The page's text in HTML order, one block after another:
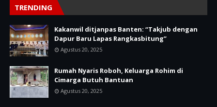
TRENDING
Kakanwil ditjanpas Banten: “Takjub dengan
Dapur Baru Lapas Rangkasbitung”
Agustus 20, 2025
Rumah Nyaris Roboh, Keluarga Rohim di
Cimarga Butuh Bantuan
Agustus 20, 2025